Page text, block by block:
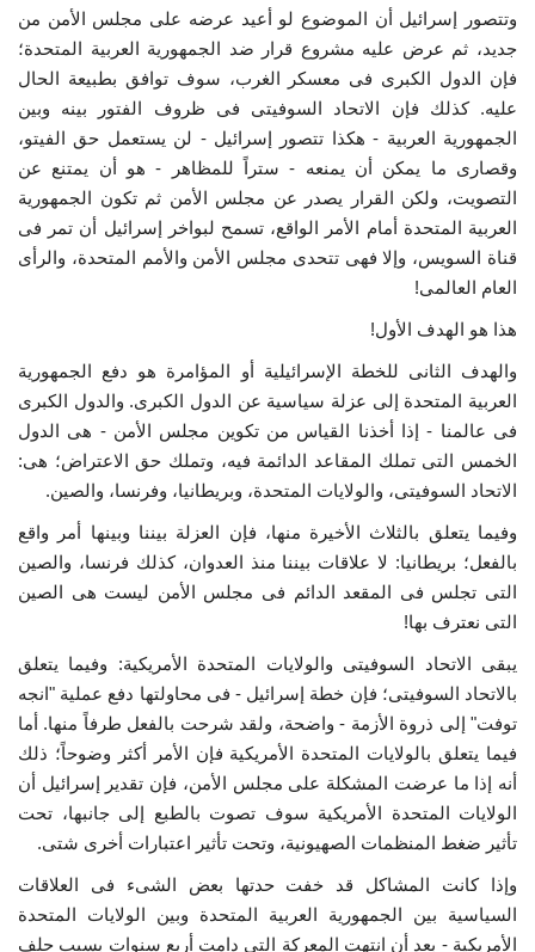
وتتصور إسرائيل أن الموضوع لو أعيد عرضه على مجلس الأمن من
جديد، ثم عرض عليه مشروع قرار ضد الجمهورية العربية المتحدة؛
فإن الدول الكبرى فى معسكر الغرب، سوف توافق بطبيعة الحال
عليه. كذلك فإن الاتحاد السوفيتى فى ظروف الفتور بينه وبين
الجمهورية العربية - هكذا تتصور إسرائيل - لن يستعمل حق الفيتو،
وقصارى ما يمكن أن يمنعه - ستراً للمظاهر - هو أن يمتنع عن
التصويت، ولكن القرار يصدر عن مجلس الأمن ثم تكون الجمهورية
العربية المتحدة أمام الأمر الواقع، تسمح لبواخر إسرائيل أن تمر فى
قناة السويس، وإلا فهى تتحدى مجلس الأمن والأمم المتحدة، والرأى
العام العالمى!
هذا هو الهدف الأول!
والهدف الثانى للخطة الإسرائيلية أو المؤامرة هو دفع الجمهورية
العربية المتحدة إلى عزلة سياسية عن الدول الكبرى. والدول الكبرى
فى عالمنا - إذا أخذنا القياس من تكوين مجلس الأمن - هى الدول
الخمس التى تملك المقاعد الدائمة فيه، وتملك حق الاعتراض؛ هى:
الاتحاد السوفيتى، والولايات المتحدة، وبريطانيا، وفرنسا، والصين.
وفيما يتعلق بالثلاث الأخيرة منها، فإن العزلة بيننا وبينها أمر واقع
بالفعل؛ بريطانيا: لا علاقات بيننا منذ العدوان، كذلك فرنسا، والصين
التى تجلس فى المقعد الدائم فى مجلس الأمن ليست هى الصين
التى نعترف بها!
يبقى الاتحاد السوفيتى والولايات المتحدة الأمريكية: وفيما يتعلق
بالاتحاد السوفيتى؛ فإن خطة إسرائيل - فى محاولتها دفع عملية "انجه
توفت" إلى ذروة الأزمة - واضحة، ولقد شرحت بالفعل طرفاً منها. أما
فيما يتعلق بالولايات المتحدة الأمريكية فإن الأمر أكثر وضوحاً؛ ذلك
أنه إذا ما عرضت المشكلة على مجلس الأمن، فإن تقدير إسرائيل أن
الولايات المتحدة الأمريكية سوف تصوت بالطبع إلى جانبها، تحت
تأثير ضغط المنظمات الصهيونية، وتحت تأثير اعتبارات أخرى شتى.
وإذا كانت المشاكل قد خفت حدتها بعض الشىء فى العلاقات
السياسية بين الجمهورية العربية المتحدة وبين الولايات المتحدة
الأمريكية - بعد أن انتهت المعركة التى دامت أربع سنوات بسبب حلف